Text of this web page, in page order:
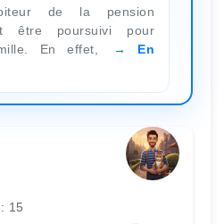
de la pension
être poursuivi pour
En effet,
En
15